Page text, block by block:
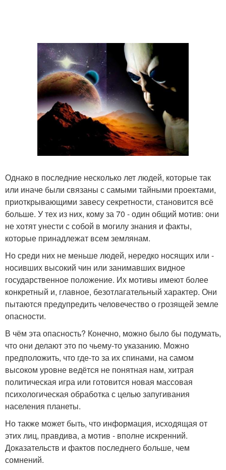
Однако в последние несколько лет людей, которые так
или иначе были связаны с самыми тайными проектами,
приоткрывающими завесу секретности, становится всё
больше. У тех из них, кому за 70 - один общий мотив: они
не хотят унести с собой в могилу знания и факты,
которые принадлежат всем землянам.
Но среди них не меньше людей, нередко носящих или -
носивших высокий чин или занимавших видное
государственное положение. Их мотивы имеют более
конкретный и, главное, безотлагательный характер. Они
пытаются предупредить человечество о грозящей земле
опасности.
В чём эта опасность? Конечно, можно было бы подумать,
что они делают это по чьему-то указанию. Можно
предположить, что где-то за их спинами, на самом
высоком уровне ведётся не понятная нам, хитрая
политическая игра или готовится новая массовая
психологическая обработка с целью запугивания
населения планеты.
Но также может быть, что информация, исходящая от
этих лиц, правдива, а мотив - вполне искренний.
Доказательств и фактов последнего больше, чем
сомнений.